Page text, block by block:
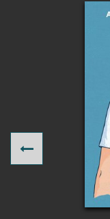
Previous